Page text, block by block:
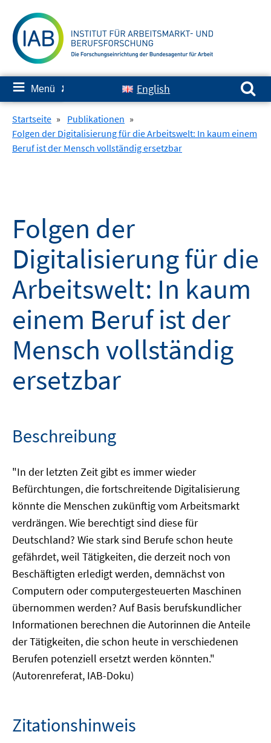
zum
Inhalt
≡ Menü ✘ English
Suchen nach:
Startseite » Publikationen »
Folgen der Digitalisierung für die Arbeitswelt: In kaum einem
Beruf ist der Mensch vollständig ersetzbar
Folgen der
Digitalisierung für die
Arbeitswelt: In kaum
einem Beruf ist der
Mensch vollständig
ersetzbar
Beschreibung
"In der letzten Zeit gibt es immer wieder
Befürchtungen, die fortschreitende Digitalisierung
könnte die Menschen zukünftig vom Arbeitsmarkt
verdrängen. Wie berechtigt sind diese für
Deutschland? Wie stark sind Berufe schon heute
gefährdet, weil Tätigkeiten, die derzeit noch von
Beschäftigten erledigt werden, demnächst von
Computern oder computergesteuerten Maschinen
übernommen werden? Auf Basis berufskundlicher
Informationen berechnen die Autorinnen die Anteile
der Tätigkeiten, die schon heute in verschiedenen
Berufen potenziell ersetzt werden könnten."
(Autorenreferat, IAB-Doku)
Zitationshinweis